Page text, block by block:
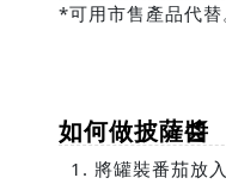
*可用市售產品代替
如何做披薩醬
將罐裝番茄放